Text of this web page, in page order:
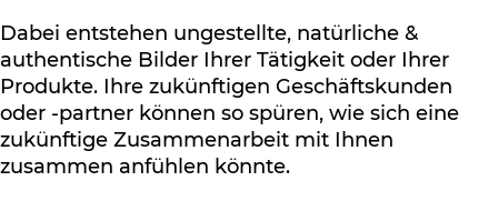
Dabei entstehen ungestellte, natürliche &
authentische Bilder Ihrer Tätigkeit oder Ihrer
Produkte. Ihre zukünftigen Geschäftskunden
oder -partner können so spüren, wie sich eine
zukünftige Zusammenarbeit mit Ihnen
zusammen anfühlen könnte.